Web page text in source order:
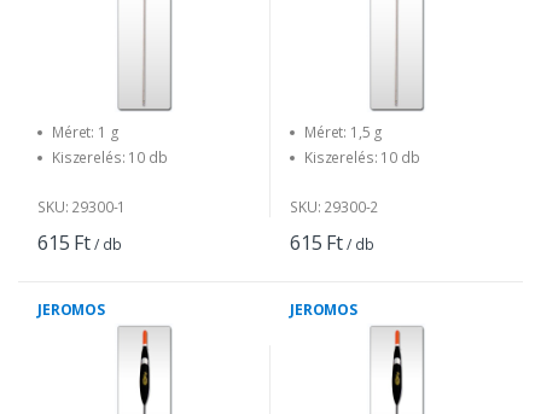
Méret: 1 g
Kiszerelés: 10 db
SKU: 29300-1
615 Ft/ db
Méret: 1,5 g
Kiszerelés: 10 db
SKU: 29300-2
615 Ft/ db
JEROMOS JEROMOS